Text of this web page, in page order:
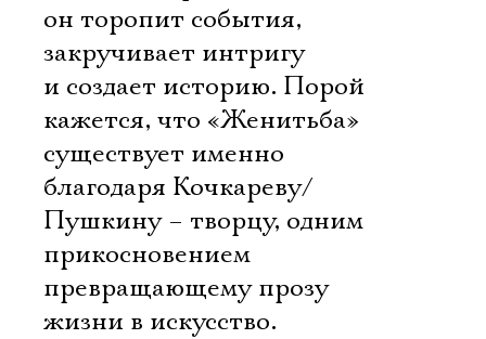
он торопит события,
закручивает интригу
и создает историю. Порой
кажется, что «Женитьба»
существует именно
благодаря Кочкареву/
Пушкину – творцу, одним
прикосновением
превращающему прозу
жизни в искусство.
Ознакомиться